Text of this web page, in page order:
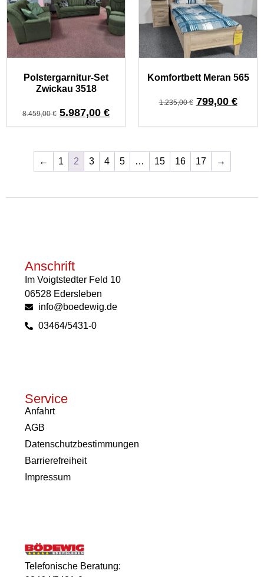
Polstergarnitur-Set
Zwickau 3518
8.459,00€ 5.987,00 €
Komfortbett Meran 565
1.235,00€ 799,00 €
← 1 2 3 4 5 … 15 16 17 →
Telefonische Beratung:
Service
Anfahrt
AGB
Datenschutzbestimmungen
Barrierefreiheit
Impressum
Anschrift
Im Voigtstedter Feld 10
06528 Edersleben
info@boedewig.de
03464/5431-0